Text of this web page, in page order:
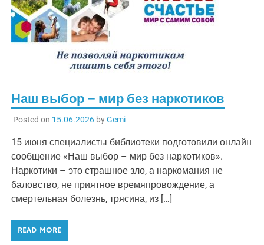
Наш выбор – мир без наркотиков
Posted on 15.06.2026byGemi
15 июня специалисты библиотеки подготовили онлайн
сообщение «Наш выбор – мир без наркотиков».
Наркотики – это страшное зло, а наркомания не
баловство, не приятное времяпровождение, а
смертельная болезнь, трясина, из […]
READ MORE